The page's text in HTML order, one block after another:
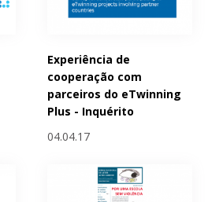
Experiência de
cooperação com
parceiros do eTwinning
Plus - Inquérito
04.04.17